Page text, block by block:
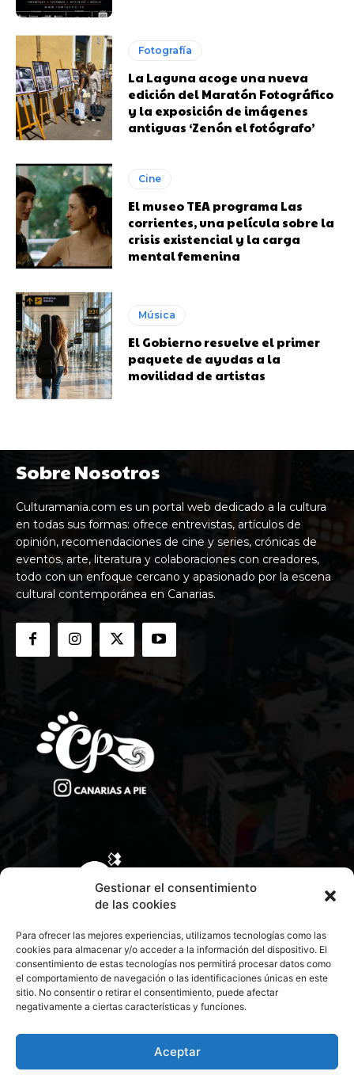
Gestionar el consentimiento
de las cookies
Para ofrecer las mejores experiencias, utilizamos tecnologías como las
cookies para almacenar y/o acceder a la información del dispositivo. El
consentimiento de estas tecnologías nos permitirá procesar datos como
el comportamiento de navegación o las identificaciones únicas en este
sitio. No consentir o retirar el consentimiento, puede afectar
negativamente a ciertas características y funciones.
Aceptar
Fotografía
La Laguna acoge una nueva
edición del Maratón Fotográfico
y la exposición de imágenes
antiguas ‘Zenón el fotógrafo’
Cine
El museo TEA programa Las
corrientes, una película sobre la
crisis existencial y la carga
mental femenina
Música
El Gobierno resuelve el primer
paquete de ayudas a la
movilidad de artistas
Sobre Nosotros
Culturamania.com es un portal web dedicado a la cultura
en todas sus formas: ofrece entrevistas, artículos de
opinión, recomendaciones de cine y series, crónicas de
eventos, arte, literatura y colaboraciones con creadores,
todo con un enfoque cercano y apasionado por la escena
cultural contemporánea en Canarias.
CONTACTA CON NOSOTROS